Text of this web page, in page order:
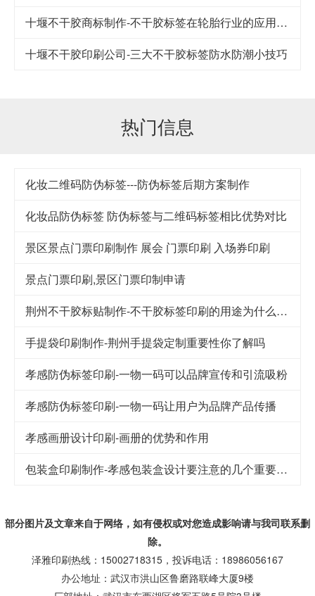
十堰不干胶商标制作-不干胶标签在轮胎行业的应用及其发展
十堰不干胶印刷公司-​三大不干胶标签防水防潮小技巧
热门信息
化妆二维码防伪标签---防伪标签后期方案制作
化妆品防伪标签 防伪标签与二维码标签相比优势对比
景区景点门票印刷制作 展会 门票印刷 入场券印刷
景点门票印刷,景区门票印制申请
荆州不干胶标贴制作-不干胶标签印刷的用途为什么这么广泛
手提袋印刷制作-荆州手提袋定制重要性你了解吗
孝感防伪标签印刷-一物一码可以品牌宣传和引流吸粉
孝感防伪标签印刷-一物一码让用户为品牌产品传播
孝感画册设计印刷-画册的优势和作用
包装盒印刷制作-孝感包装盒设计要注意的几个重要因素
部分图片及文章来自于网络，如有侵权或对您造成影响请与我司联系删
除。
泽雅印刷热线：15002718315，投诉电话：18986056167
办公地址：武汉市洪山区鲁磨路联峰大厦9楼